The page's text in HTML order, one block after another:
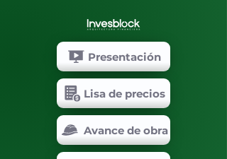
Presentación
Lisa de precios
Avance de obra